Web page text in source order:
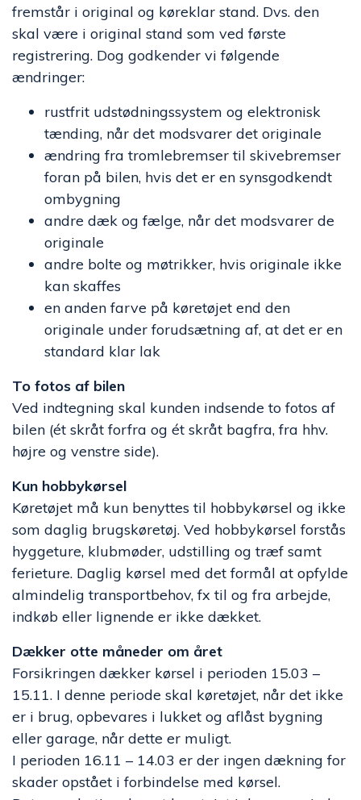
fremstår i original og køreklar stand. Dvs. den
skal være i original stand som ved første
registrering. Dog godkender vi følgende
ændringer:
rustfrit udstødningssystem og elektronisk
tænding, når det modsvarer det originale
ændring fra tromlebremser til skivebremser
foran på bilen, hvis det er en synsgodkendt
ombygning
andre dæk og fælge, når det modsvarer de
originale
andre bolte og møtrikker, hvis originale ikke
kan skaffes
en anden farve på køretøjet end den
originale under forudsætning af, at det er en
standard klar lak
To fotos af bilen
Ved indtegning skal kunden indsende to fotos af
bilen (ét skråt forfra og ét skråt bagfra, fra hhv.
højre og venstre side).
Kun hobbykørsel
Køretøjet må kun benyttes til hobbykørsel og ikke
som daglig brugskøretøj. Ved hobbykørsel forstås
hyggeture, klubmøder, udstilling og træf samt
ferieture. Daglig kørsel med det formål at opfylde
almindelig transportbehov, fx til og fra arbejde,
indkøb eller lignende er ikke dækket.
Dækker otte måneder om året
Forsikringen dækker kørsel i perioden 15.03 –
15.11. I denne periode skal køretøjet, når det ikke
er i brug, opbevares i lukket og aflåst bygning
eller garage, når dette er muligt.
I perioden 16.11 – 14.03 er der ingen dækning for
skader opstået i forbindelse med kørsel.